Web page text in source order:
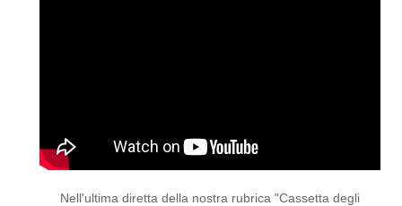
Nell'ultima diretta della nostra rubrica "Cassetta degli